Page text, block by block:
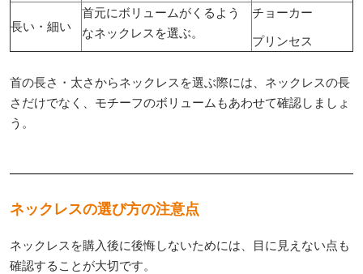
長い・細い
首元にボリュームがくるよう
なネックレスを選ぶ。
チョーカー
プリンセス
首の長さ・太さからネックレスを選ぶ際には、ネックレスの長
さだけでなく、モチーフのボリュームもあわせて確認しましょ
う。
ネックレスの選び方の注意点
ネックレスを購入後に後悔しないためには、目に見えない点も
確認することが大切です。